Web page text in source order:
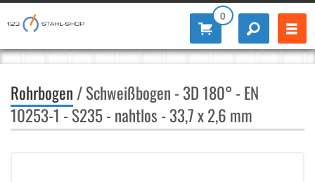
0
Rohrbogen/ Schweißbogen - 3D 180° - EN
10253-1 - S235 - nahtlos - 33,7 x 2,6 mm